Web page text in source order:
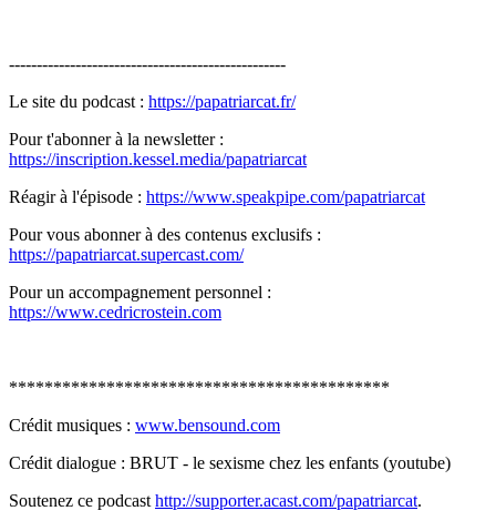
--------------------------------------------------
Le site du podcast : https://papatriarcat.fr/
Pour t'abonner à la newsletter :
https://inscription.kessel.media/papatriarcat
Réagir à l'épisode : https://www.speakpipe.com/papatriarcat
Pour vous abonner à des contenus exclusifs :
https://papatriarcat.supercast.com/
Pour un accompagnement personnel :
https://www.cedricrostein.com
*******************************************
Crédit musiques : www.bensound.com
Crédit dialogue : BRUT - le sexisme chez les enfants (youtube)
Soutenez ce podcast http://supporter.acast.com/papatriarcat.